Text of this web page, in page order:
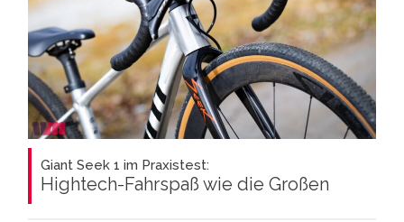
Giant Seek 1 im Praxistest:
Hightech-Fahrspaß wie die Großen